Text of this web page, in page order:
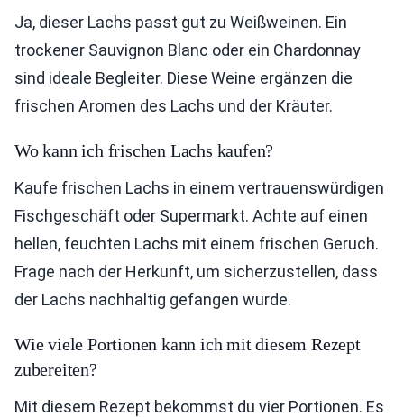
Ja, dieser Lachs passt gut zu Weißweinen. Ein
trockener Sauvignon Blanc oder ein Chardonnay
sind ideale Begleiter. Diese Weine ergänzen die
frischen Aromen des Lachs und der Kräuter.
Wo kann ich frischen Lachs kaufen?
Kaufe frischen Lachs in einem vertrauenswürdigen
Fischgeschäft oder Supermarkt. Achte auf einen
hellen, feuchten Lachs mit einem frischen Geruch.
Frage nach der Herkunft, um sicherzustellen, dass
der Lachs nachhaltig gefangen wurde.
Wie viele Portionen kann ich mit diesem Rezept
zubereiten?
Mit diesem Rezept bekommst du vier Portionen. Es